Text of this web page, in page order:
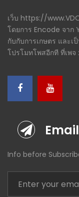
เว็บ https://
โดยการ Encode จาก
กับกับการเกษตร และเ
โปรโมทโพสอีกที ที่เพจ
Info before